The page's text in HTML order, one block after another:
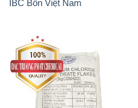
Magie Clorua – MGCL2 Dạng